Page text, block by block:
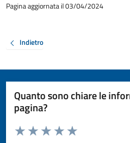
Pagina aggiornata il 03/04/2024
Indietro
Quanto sono chiare le
pagina?
Valuta da 1 a 5 stelle la pagina